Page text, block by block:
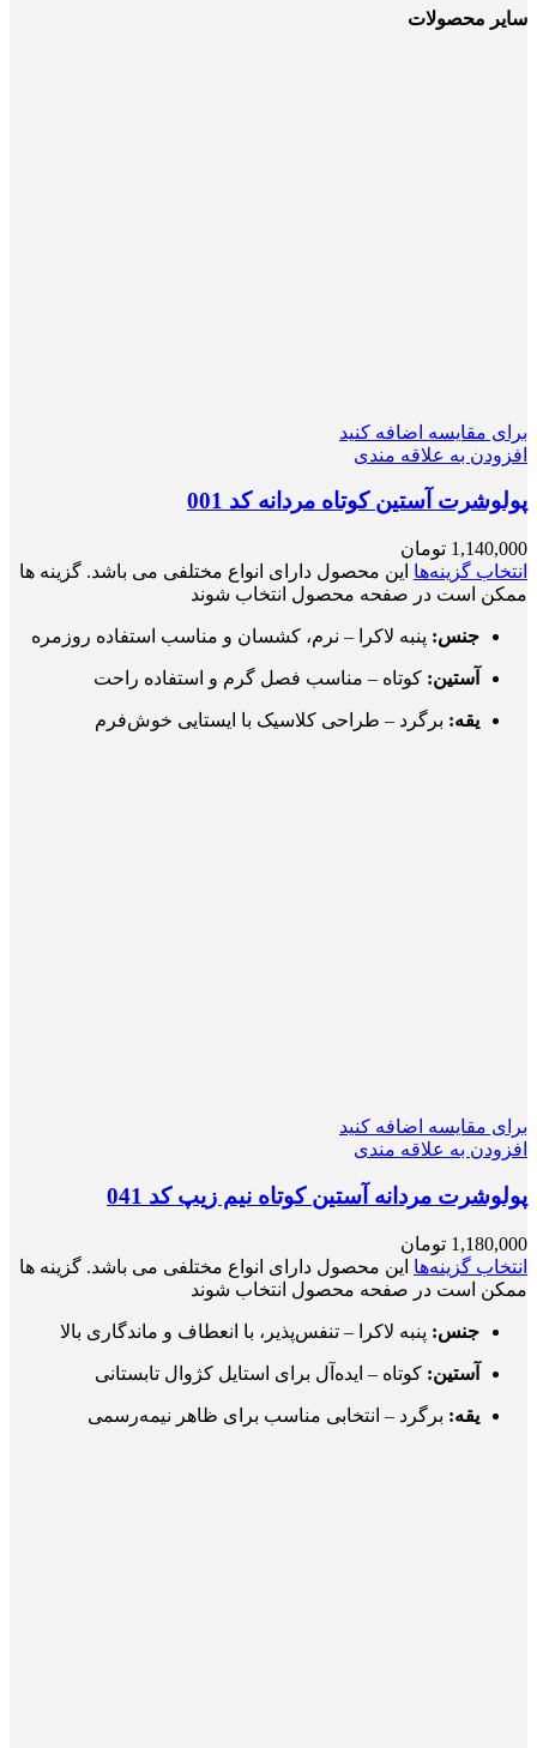
سایر محصولات
برای مقایسه اضافه کنید
افزودن به علاقه مندی
پولوشرت آستین کوتاه مردانه کد 001
1,140,000 تومان
انتخاب گزینه‌ها این محصول دارای انواع مختلفی می باشد. گزینه ها
ممکن است در صفحه محصول انتخاب شوند
جنس: پنبه لاکرا – نرم، کشسان و مناسب استفاده روزمره
آستین: کوتاه – مناسب فصل گرم و استفاده راحت
یقه: برگرد – طراحی کلاسیک با ایستایی خوش‌فرم
برای مقایسه اضافه کنید
افزودن به علاقه مندی
پولوشرت مردانه آستین کوتاه نیم زیپ کد 041
1,180,000 تومان
انتخاب گزینه‌ها این محصول دارای انواع مختلفی می باشد. گزینه ها
ممکن است در صفحه محصول انتخاب شوند
جنس: پنبه لاکرا – تنفس‌پذیر، با انعطاف و ماندگاری بالا
آستین: کوتاه – ایده‌آل برای استایل کژوال تابستانی
یقه: برگرد – انتخابی مناسب برای ظاهر نیمه‌رسمی